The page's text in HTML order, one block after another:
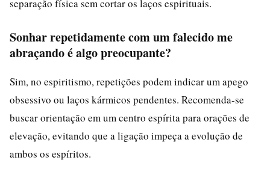
separação física sem cortar os laços espirituais.
Sonhar repetidamente com um falecido me
abraçando é algo preocupante?
Sim, no espiritismo, repetições podem indicar um apego
obsessivo ou laços kármicos pendentes. Recomenda-se
buscar orientação em um centro espírita para orações de
elevação, evitando que a ligação impeça a evolução de
ambos os espíritos.